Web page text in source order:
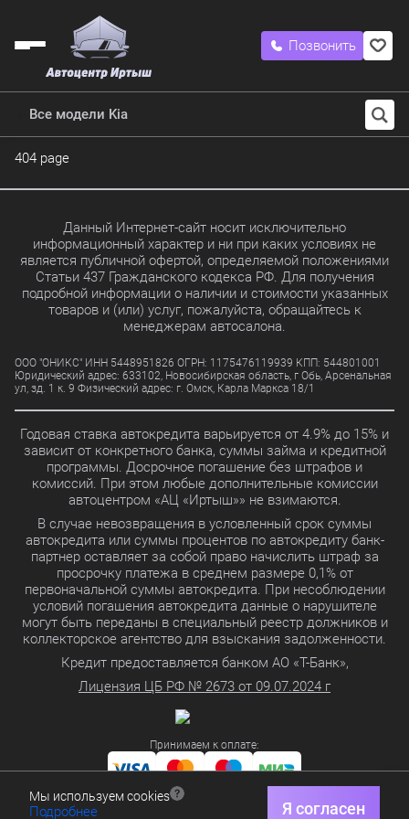
Позвонить
Все модели Kia
404 page
Данный Интернет-сайт носит исключительно
информационный характер и ни при каких условиях не
является публичной офертой, определяемой положениями
Статьи 437 Гражданского кодекса РФ. Для получения
подробной информации о наличии и стоимости указанных
товаров и (или) услуг, пожалуйста, обращайтесь к
менеджерам автосалона.
ООО "ОНИКС" ИНН 5448951826 ОГРН: 1175476119939 КПП: 544801001
Юридический адрес: 633102, Новосибирская область, г Обь, Арсенальная
ул, зд. 1 к. 9 Физический адрес: г. Омск, Карла Маркса 18/1
Годовая ставка автокредита варьируется от 4.9% до 15% и
зависит от конкретного банка, суммы займа и кредитной
программы. Досрочное погашение без штрафов и
комиссий. При этом любые дополнительные комиссии
автоцентром «АЦ «Иртыш»» не взимаются.
В случае невозвращения в условленный срок суммы
автокредита или суммы процентов по автокредиту банк-
партнер оставляет за собой право начислить штраф за
просрочку платежа в среднем размере 0,1% от
первоначальной суммы автокредита. При несоблюдении
условий погашения автокредита данные о нарушителе
могут быть переданы в специальный реестр должников и
коллекторское агентство для взыскания задолженности.
Кредит предоставляется банком АО «Т-Банк»,
Лицензия ЦБ РФ № 2673 от 09.07.2024 г
Принимаем к оплате:
Политика в отношении обработки персональных данных
Мы используем cookies
Подробнее Я согласен